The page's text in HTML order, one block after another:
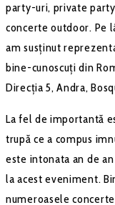
party-uri, private
concerte outdoor. Pe
am susținut
bine-cunoscuți din
Direcția 5, Andra,
La fel de importantă
trupă ce a compus
este intonata an de
la acest eveniment.
numeroasele